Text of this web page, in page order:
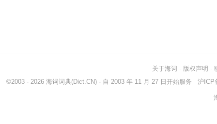
关于海词 - 版权声明 -
©2003 - 2026 海词词典(Dict.CN) - 自 2003 年 11 月 27 日开始服务 沪ICP